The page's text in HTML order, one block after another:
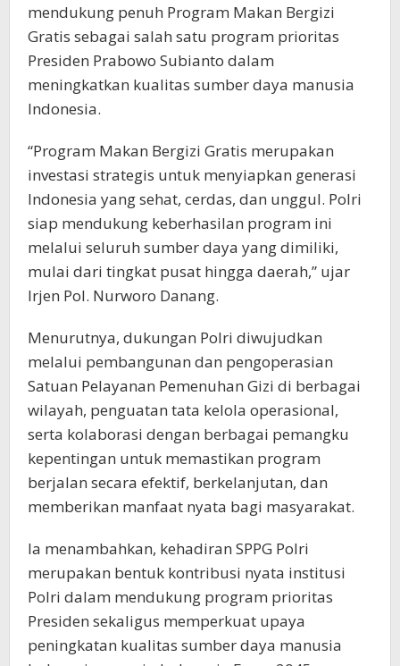
mendukung penuh Program Makan Bergizi
Gratis sebagai salah satu program prioritas
Presiden Prabowo Subianto dalam
meningkatkan kualitas sumber daya manusia
Indonesia.
“Program Makan Bergizi Gratis merupakan
investasi strategis untuk menyiapkan generasi
Indonesia yang sehat, cerdas, dan unggul. Polri
siap mendukung keberhasilan program ini
melalui seluruh sumber daya yang dimiliki,
mulai dari tingkat pusat hingga daerah,” ujar
Irjen Pol. Nurworo Danang.
Menurutnya, dukungan Polri diwujudkan
melalui pembangunan dan pengoperasian
Satuan Pelayanan Pemenuhan Gizi di berbagai
wilayah, penguatan tata kelola operasional,
serta kolaborasi dengan berbagai pemangku
kepentingan untuk memastikan program
berjalan secara efektif, berkelanjutan, dan
memberikan manfaat nyata bagi masyarakat.
Ia menambahkan, kehadiran SPPG Polri
merupakan bentuk kontribusi nyata institusi
Polri dalam mendukung program prioritas
Presiden sekaligus memperkuat upaya
peningkatan kualitas sumber daya manusia